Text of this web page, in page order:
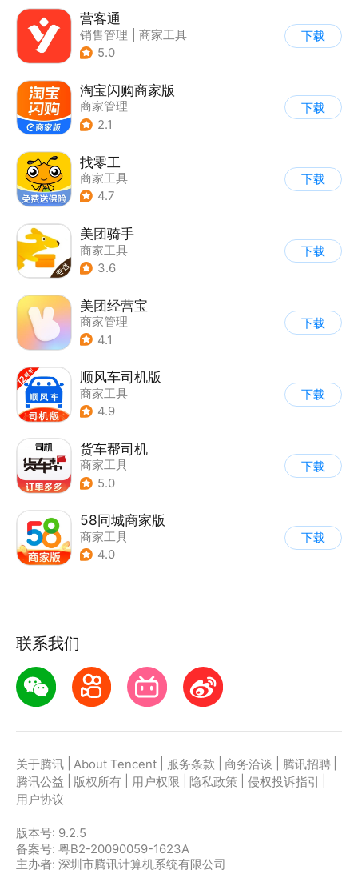
营客通
销售管理
商家工具
5.0
下载
淘宝闪购商家版
商家管理
2.1
下载
找零工
商家工具
4.7
下载
美团骑手
商家工具
3.6
下载
美团经营宝
商家管理
4.1
下载
顺风车司机版
商家工具
4.9
下载
货车帮司机
商家工具
5.0
下载
58同城商家版
商家工具
4.0
下载
联系我们
关于腾讯 About Tencent 服务条款 商务洽谈 腾讯招聘
腾讯公益
版权所有 用户权限 隐私政策 侵权投诉指引
用户协议
版本号: 9.2.5
备案号: 粤B2-20090059-1623A
主办者: 深圳市腾讯计算机系统有限公司